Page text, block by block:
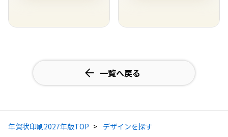
一覧へ戻る
年賀状印刷2027年版TOP
デザインを探す